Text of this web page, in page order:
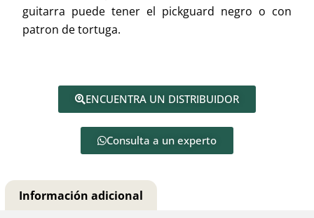
guitarra puede tener el pickguard negro o con
patron de tortuga.
ENCUENTRA UN DISTRIBUIDOR
Consulta a un experto
Información adicional